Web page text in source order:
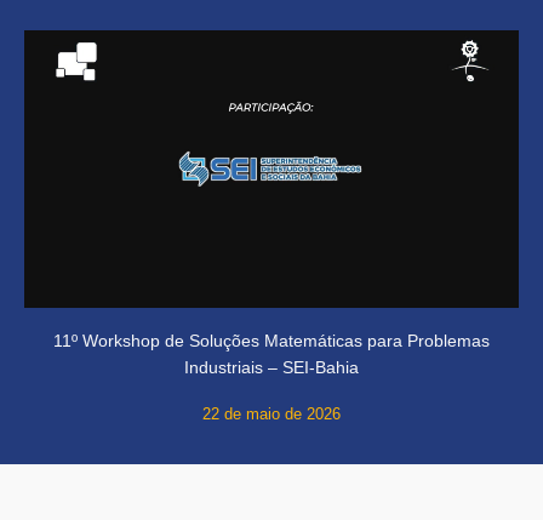
11º Workshop de Soluções Matemáticas para Problemas
Industriais – SEI-Bahia
22 de maio de 2026